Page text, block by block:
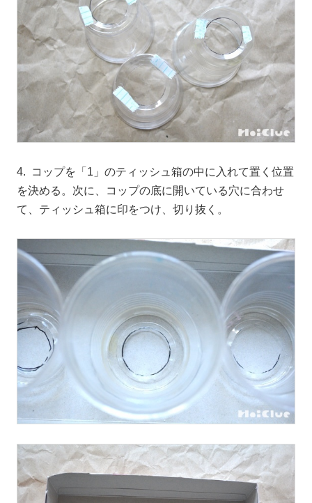
4. コップを「1」のティッシュ箱の中に入れて置く位置
を決める。次に、コップの底に開いている穴に合わせ
て、ティッシュ箱に印をつけ、切り抜く。